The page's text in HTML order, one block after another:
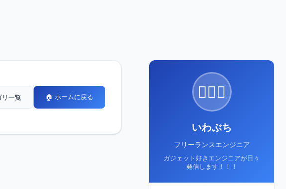
一覧 🏠 ホームに戻る 🙋🏻‍♂️
いわぶち
フリーランスエンジニア
ガジェット好きエンジニアが日々
発信します！！！